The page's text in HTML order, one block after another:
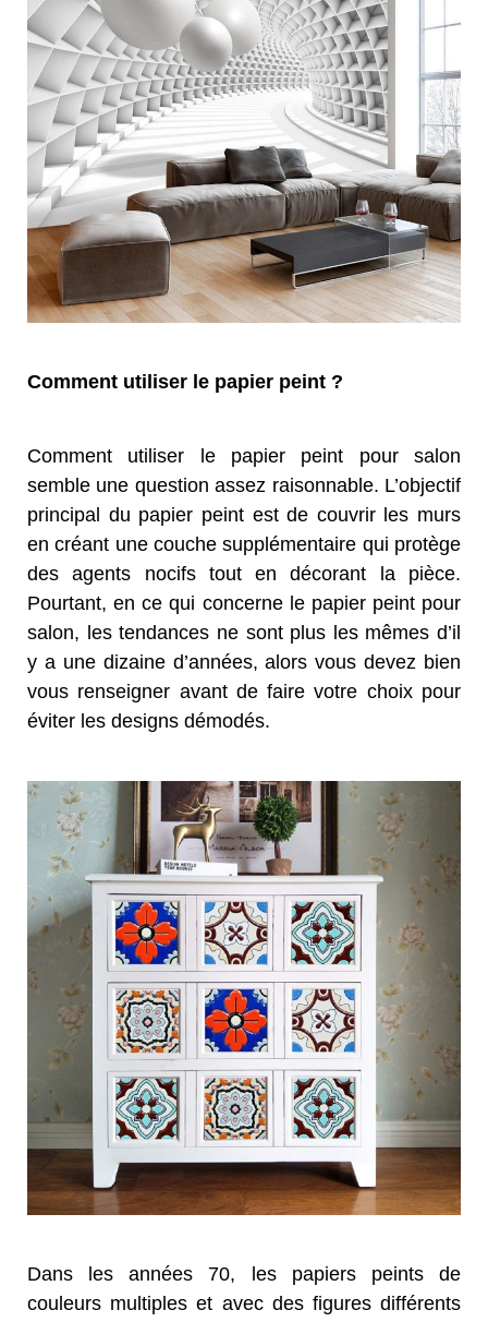
Comment utiliser le papier peint ?
Comment utiliser le papier peint pour salon
semble une question assez raisonnable. L’objectif
principal du papier peint est de couvrir les murs
en créant une couche supplémentaire qui protège
des agents nocifs tout en décorant la pièce.
Pourtant, en ce qui concerne le papier peint pour
salon, les tendances ne sont plus les mêmes d’il
y a une dizaine d’années, alors vous devez bien
vous renseigner avant de faire votre choix pour
éviter les designs démodés.
Dans les années 70, les papiers peints de
couleurs multiples et avec des figures différents